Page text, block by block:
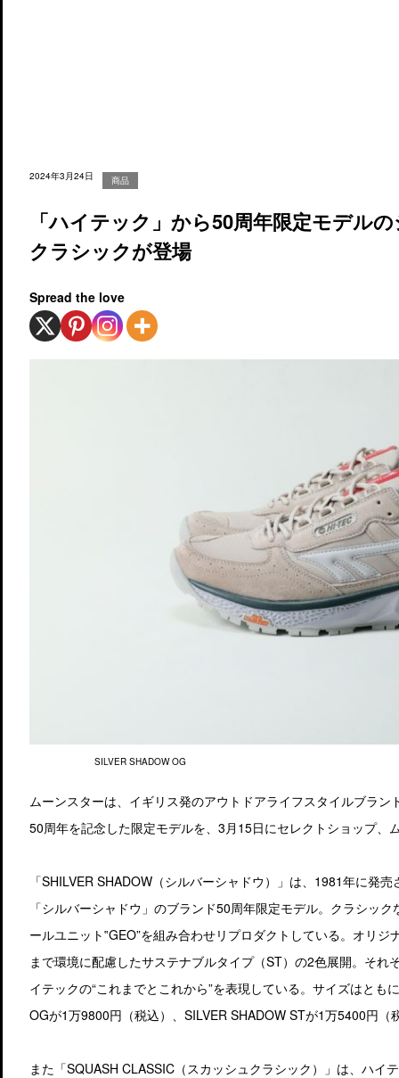
2024年3月24日 商品
「ハイテック」から50周年限定モデル
クラシックが登場
Spread the love
SILVER SHADOW OG
ムーンスターは、イギリス発のアウトドアライフスタイルブラ
50周年を記念した限定モデルを、3月15日にセレクトショップ、
「SHILVER SHADOW（シルバーシャドウ）」は、1981年に発
「シルバーシャドウ」のブランド50周年限定モデル。クラシッ
ールユニット‟GEO”を組み合わせリプロダクトしている。オリ
まで環境に配慮したサステナブルタイプ（ST）の2色展開。そ
イテックの“これまでとこれから”を表現している。サイズはと
OGが1万9800円（税込）、SILVER SHADOW STが1万5400円（
また「SQUASH CLASSIC（スカッシュクラシック）」は、ハイ